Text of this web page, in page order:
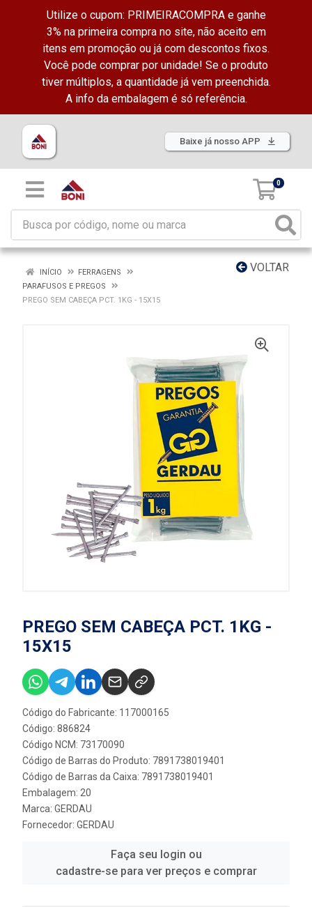
Utilize o cupom: PRIMEIRACOMPRA e ganhe
3% na primeira compra no site, não aceito em
itens em promoção ou já com descontos fixos.
Você pode comprar por unidade! Se o produto
tiver múltiplos, a quantidade já vem preenchida.
A info da embalagem é só referência.
Baixe já nosso APP
0
VOLTAR
INÍCIO
FERRAGENS
PARAFUSOS E PREGOS
PREGO SEM CABEÇA PCT. 1KG - 15X15
PREGO SEM CABEÇA PCT. 1KG -
15X15
Código do Fabricante: 117000165
Código: 886824
Código NCM: 73170090
Código de Barras do Produto: 7891738019401
Código de Barras da Caixa: 7891738019401
Embalagem: 20
Marca: GERDAU
Fornecedor: GERDAU
Faça seu login ou
cadastre-se para ver preços e comprar